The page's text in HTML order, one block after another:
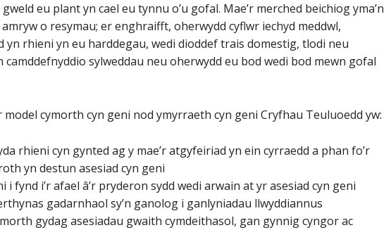
eu plant yn cael eu tynnu o’u gofal. Mae’r merched beichiog yma’n
o resymau; er enghraifft, oherwydd cyflwr iechyd meddwl,
yn rhieni yn eu harddegau, wedi dioddef trais domestig, tlodi neu
sylweddau neu oherwydd eu bod wedi bod mewn gofal
model cymorth cyn geni nod ymyrraeth cyn geni Cryfhau Teuluoedd yw:
rhieni cyn gynted ag y mae’r atgyfeiriad yn ein cyrraedd a phan fo’r
yn destun asesiad cyn geni
i fynd i’r afael â’r pryderon sydd wedi arwain at yr asesiad cyn geni
gadarnhaol sy’n ganolog i ganlyniadau llwyddiannus
gydag asesiadau gwaith cymdeithasol, gan gynnig cyngor ac